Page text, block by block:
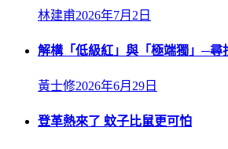
林建甫2026年7月2日
解構「低級紅」與「極端獨」─尋
黃士修2026年6月29日
登革熱來了 蚊子比鼠更可怕